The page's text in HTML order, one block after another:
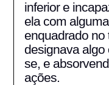
inferior e
ela com
enquadrado no
designava algo
se, e
ações.